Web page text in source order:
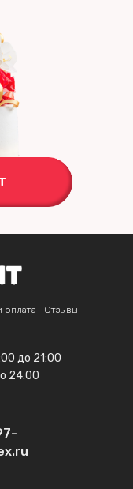
оплата Отзывы
до 21:00
24.00